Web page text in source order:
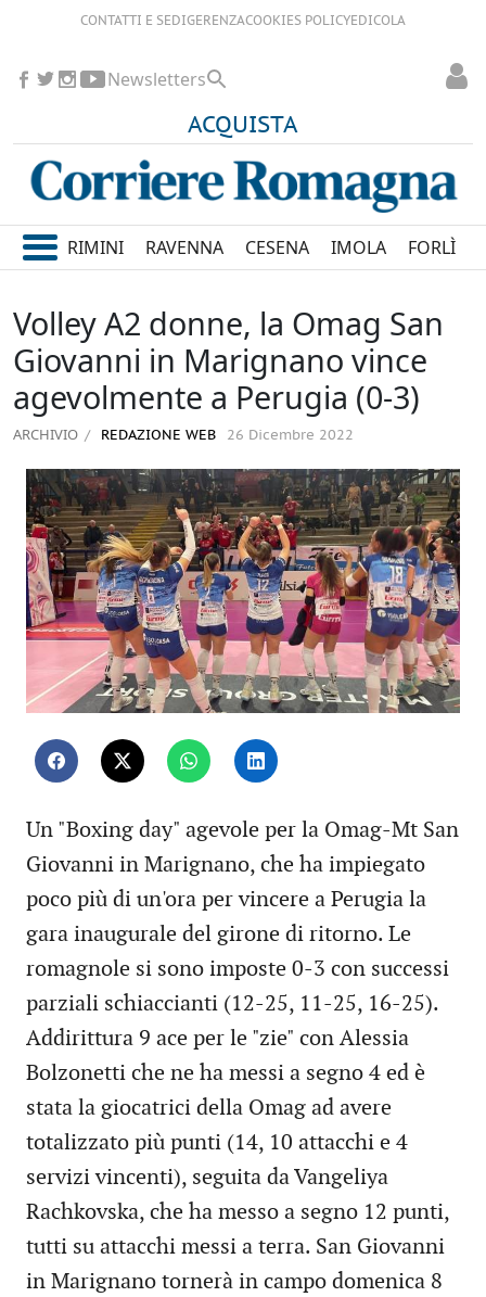
CONTATTI E SEDIGERENZACOOKIES POLICYEDICOLA
ACQUISTA
Newsletters
RIMINI RAVENNA CESENA IMOLA FORLÌ
Volley A2 donne, la Omag San
Giovanni in Marignano vince
agevolmente a Perugia (0-3)
ARCHIVIO REDAZIONE WEB 26 Dicembre 2022
Un "Boxing day" agevole per la Omag-Mt San
Giovanni in Marignano, che ha impiegato
poco più di un'ora per vincere a Perugia la
gara inaugurale del girone di ritorno. Le
romagnole si sono imposte 0-3 con successi
parziali schiaccianti (12-25, 11-25, 16-25).
Addirittura 9 ace per le "zie" con Alessia
Bolzonetti che ne ha messi a segno 4 ed è
stata la giocatrici della Omag ad avere
totalizzato più punti (14, 10 attacchi e 4
servizi vincenti), seguita da Vangeliya
Rachkovska, che ha messo a segno 12 punti,
tutti su attacchi messi a terra. San Giovanni
in Marignano tornerà in campo domenica 8